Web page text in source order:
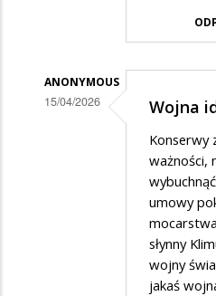
cos
ANONYMOUS
15/04/2026 Wojna
Konserwy
ważności,
umowy
słynny
wojny
jakaś